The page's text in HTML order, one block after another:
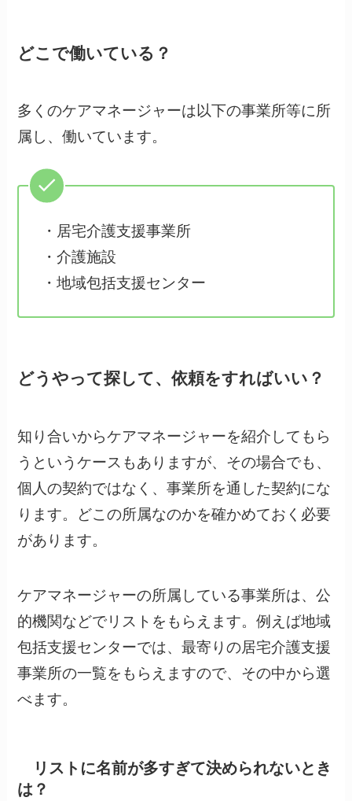
どこで働いている？
多くのケアマネージャーは以下の事業所等に所
属し、働いています。
・居宅介護支援事業所
・介護施設
・地域包括支援センター
どうやって探して、依頼をすればいい？
知り合いからケアマネージャーを紹介してもら
うというケースもありますが、その場合でも、
個人の契約ではなく、事業所を通した契約にな
ります。どこの所属なのかを確かめておく必要
があります。
ケアマネージャーの所属している事業所は、公
的機関などでリストをもらえます。例えば地域
包括支援センターでは、最寄りの居宅介護支援
事業所の一覧をもらえますので、その中から選
べます。
リストに名前が多すぎて決められないとき
は？